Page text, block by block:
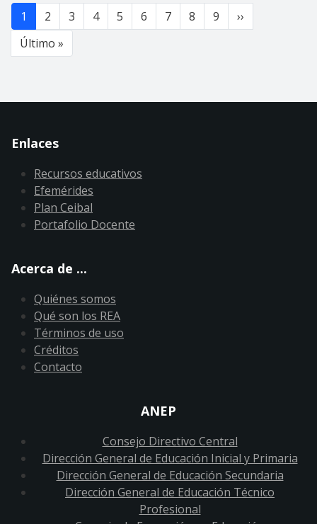
Paginación
1 2 3 4 5 6 7 8 9 ››
Último »
Enlaces
Recursos educativos
Efemérides
Plan Ceibal
Portafolio Docente
Acerca de ...
Quiénes somos
Qué son los REA
Términos de uso
Créditos
Contacto
ANEP
Consejo Directivo Central
Dirección General de Educación Inicial y Primaria
Dirección General de Educación Secundaria
Dirección General de Educación Técnico
Profesional